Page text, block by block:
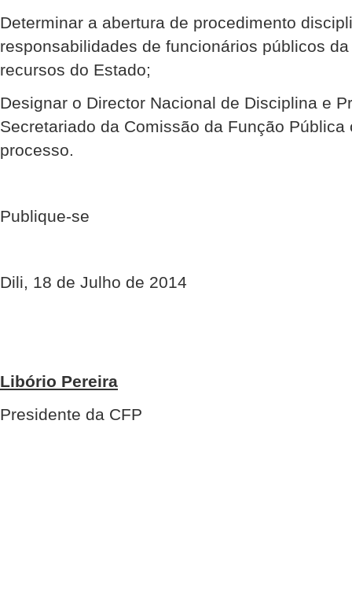
Determinar a abertura de procedimento
responsabilidades de funcionários públicos
recursos do Estado;
Designar o Director Nacional de Disciplina e
Secretariado da Comissão da Função Pública
processo.
Publique-se
Dili, 18 de Julho de 2014
Libório Pereira
Presidente da CFP